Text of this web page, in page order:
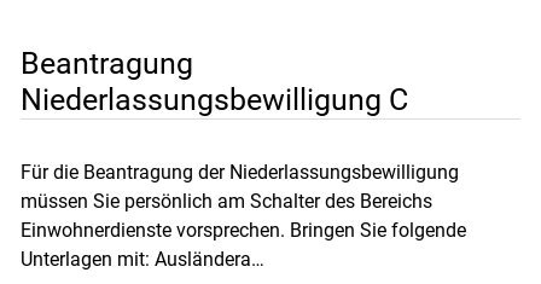
Beantragung
Niederlassungsbewilligung C
Für die Beantragung der Niederlassungsbewilligung
müssen Sie persönlich am Schalter des Bereichs
Einwohnerdienste vorsprechen. Bringen Sie folgende
Unterlagen mit: Ausländera…